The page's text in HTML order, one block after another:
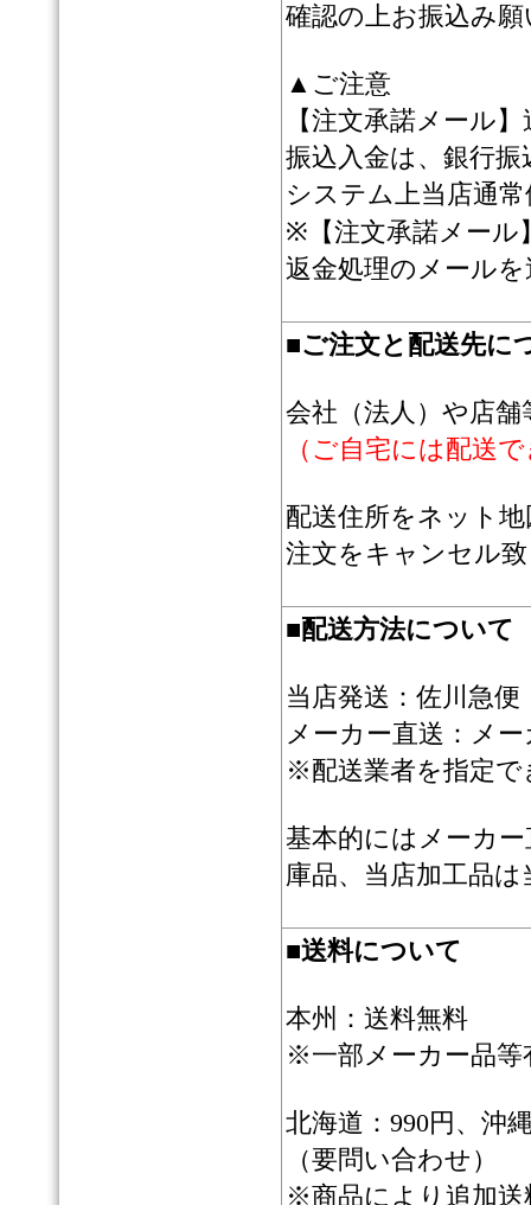
確認の上お振込み
▲ご注意
【注文承諾メール
振込入金は、銀行
システム上当店通
※【注文承諾メール
返金処理のメール
■ご注文と配送先に
会社（法人）や店
（ご自宅には配送
配送住所をネット
注文をキャンセル
■配送方法について
当店発送：佐川急便
メーカー直送：メ
※配送業者を指定で
基本的にはメーカ
庫品、当店加工品
■送料について
本州：送料無料
※一部メーカー品等
北海道：990円、沖
（要問い合わせ）
※商品により追加